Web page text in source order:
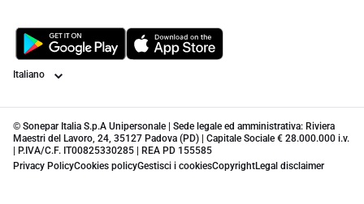
Lingua
© Sonepar Italia S.p.A Unipersonale | Sede legale ed amministrativa: Riviera
Maestri del Lavoro, 24, 35127 Padova (PD) | Capitale Sociale € 28.000.000 i.v.
| P.IVA/C.F. IT00825330285 | REA PD 155585
Privacy PolicyCookies policyGestisci i cookiesCopyrightLegal disclaimer